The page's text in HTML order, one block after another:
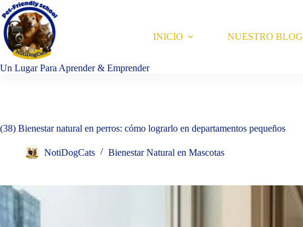
Saltar
al
contenido
Un Lugar Para Aprender & Emprender
INICIO NUESTRO BLOG
(38) Bienestar natural en perros: cómo lograrlo en departamentos pequeños
NotiDogCats Bienestar Natural en Mascotas